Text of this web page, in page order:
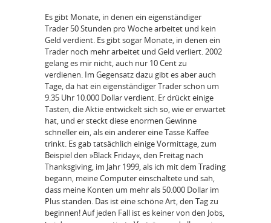
Es gibt Monate, in denen ein eigenständiger
Trader 50 Stunden pro Woche arbeitet und kein
Geld verdient. Es gibt sogar Monate, in denen ein
Trader noch mehr arbeitet und Geld verliert. 2002
gelang es mir nicht, auch nur 10 Cent zu
verdienen. Im Gegensatz dazu gibt es aber auch
Tage, da hat ein eigenständiger Trader schon um
9.35 Uhr 10.000 Dollar verdient. Er drückt einige
Tasten, die Aktie entwickelt sich so, wie er erwartet
hat, und er steckt diese enormen Gewinne
schneller ein, als ein anderer eine Tasse Kaffee
trinkt. Es gab tatsächlich einige Vormittage, zum
Beispiel den »Black Friday«, den Freitag nach
Thanksgiving, im Jahr 1999, als ich mit dem Trading
begann, meine Computer einschaltete und sah,
dass meine Konten um mehr als 50.000 Dollar im
Plus standen. Das ist eine schöne Art, den Tag zu
beginnen! Auf jeden Fall ist es keiner von den Jobs,